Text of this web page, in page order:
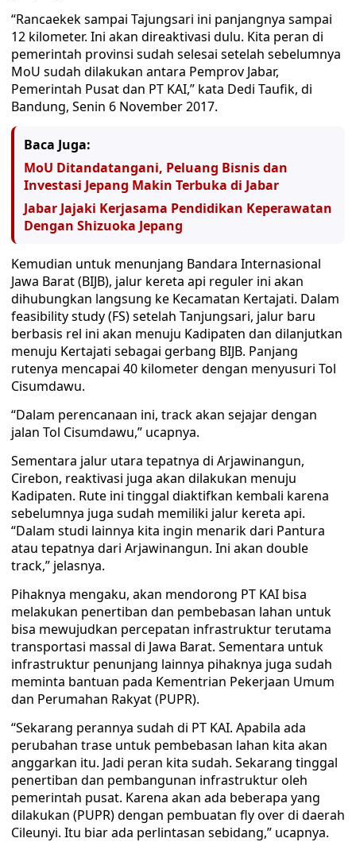
“Rancaekek sampai Tajungsari ini panjangnya sampai
12 kilometer. Ini akan direaktivasi dulu. Kita peran di
pemerintah provinsi sudah selesai setelah sebelumnya
MoU sudah dilakukan antara Pemprov Jabar,
Pemerintah Pusat dan PT KAI,” kata Dedi Taufik, di
Bandung, Senin 6 November 2017.
Baca Juga:
MoU Ditandatangani, Peluang Bisnis dan
Investasi Jepang Makin Terbuka di Jabar
Jabar Jajaki Kerjasama Pendidikan Keperawatan
Dengan Shizuoka Jepang
Kemudian untuk menunjang Bandara Internasional
Jawa Barat (BIJB), jalur kereta api reguler ini akan
dihubungkan langsung ke Kecamatan Kertajati. Dalam
feasibility study (FS) setelah Tanjungsari, jalur baru
berbasis rel ini akan menuju Kadipaten dan dilanjutkan
menuju Kertajati sebagai gerbang BIJB. Panjang
rutenya mencapai 40 kilometer dengan menyusuri Tol
Cisumdawu.
“‎Dalam perencanaan ini, track akan sejajar dengan
jalan Tol Cisumdawu,” ucapnya.
Sementara jalur utara tepatnya di Arjawinangun,
Cirebon, reaktivasi juga akan dilakukan menuju
Kadipaten. Rute ini tinggal diaktifkan kembali karena
sebelumnya juga sudah memiliki jalur kereta api.
“Dalam studi lainnya kita ingin menarik dari Pantura
atau tepatnya dari Arjawinangun. Ini akan double
track,” jelasnya.
Pihaknya mengaku, akan mendorong PT KAI bisa
melakukan penertiban dan pembebasan lahan untuk
bisa mewujudkan percepatan infrastruktur terutama
transportasi massal di Jawa Barat. Sementara untuk
infrastruktur penunjang lainnya pihaknya juga sudah
meminta bantuan pada Kementrian Pekerjaan Umum
dan Perumahan Rakyat (PUPR).
“‎Sekarang perannya sudah di PT KAI. Apabila ada
perubahan trase untuk pembebasan lahan kita akan
anggarkan itu. Jadi peran kita sudah. Sekarang tinggal
penertiban dan pembangunan infrastruktur oleh
pemerintah pusat. Karena akan ada beberapa yang
dilakukan (PUPR) dengan pembuatan fly over di daerah
Cileunyi. Itu biar ada perlintasan sebidang,” ucapnya.